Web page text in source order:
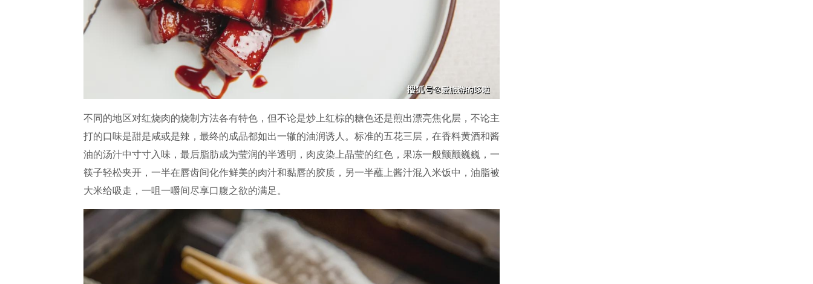
不同的地区对红烧肉的烧制方法各有特色，但不论是炒上红棕的糖色还是煎出漂亮焦化层，不论主
打的口味是甜是咸或是辣，最终的成品都如出一辙的油润诱人。标准的五花三层，在香料黄酒和酱
油的汤汁中寸寸入味，最后脂肪成为莹润的半透明，肉皮染上晶莹的红色，果冻一般颤颤巍巍，一
筷子轻松夹开，一半在唇齿间化作鲜美的肉汁和黏唇的胶质，另一半蘸上酱汁混入米饭中，油脂被
大米给吸走，一咀一嚼间尽享口腹之欲的满足。